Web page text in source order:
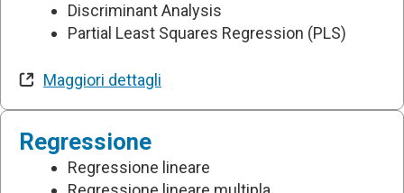
Discriminant Analysis
Partial Least Squares Regression (PLS)
Maggiori dettagli
Regressione
Regressione lineare